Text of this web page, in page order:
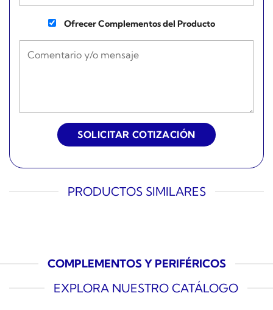
Ofrecer Complementos del Producto
PRODUCTOS SIMILARES
COMPLEMENTOS Y PERIFÉRICOS
EXPLORA NUESTRO CATÁLOGO